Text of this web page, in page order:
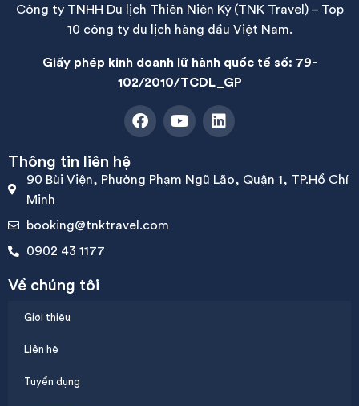
Công ty TNHH Du lịch Thiên Niên Kỷ (TNK Travel) – Top
10 công ty du lịch hàng đầu Việt Nam.
Giấy phép kinh doanh lữ hành quốc tế số: 79-
102/2010/TCDL_GP
Thông tin liên hệ
90 Bùi Viện, Phường Phạm Ngũ Lão, Quận 1, TP.Hồ Chí
Minh
booking@tnktravel.com
0902 43 1177
Về chúng tôi
Giới thiệu
Liên hệ
Tuyển dụng